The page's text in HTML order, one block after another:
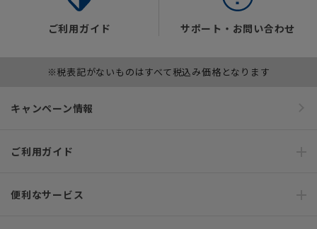
ご利用ガイド サポート・お問い合わせ
※税表記がないものはすべて税込み価格となります
キャンペーン情報
ご利用ガイド
便利なサービス